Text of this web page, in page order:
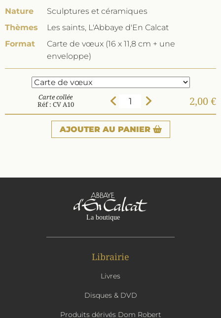
Nature
Sculptures et céramiques
Thèmes
Les saints, L'Abbaye d'En Calcat
Format
Carte de vœux (16 x 11,8 cm + une
enveloppe)
Carte collée
Réf : CV A10
2,00 €
AJOUTER AU PANIER
Librairie
Livres
Disques & DVD
Produits dérivés Dom Robert